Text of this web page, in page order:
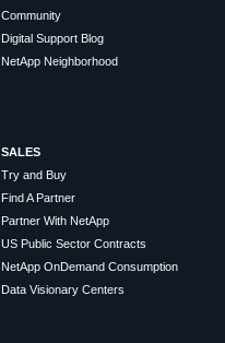
Community
Digital Support Blog
NetApp Neighborhood
SALES
Try and Buy
Find A Partner
Partner With NetApp
US Public Sector Contracts
NetApp OnDemand Consumption
Data Visionary Centers